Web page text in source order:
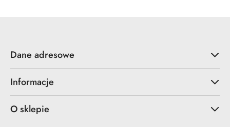
Dane adresowe
Informacje
O sklepie